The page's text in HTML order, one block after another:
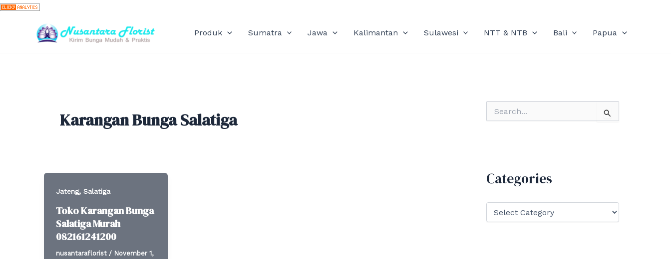
Skip
content
Produk Sumatra Jawa Kalimantan Sulawesi NTT & NTB Bali Papua
Karangan Bunga Salatiga
Jateng, Salatiga
Toko Karangan Bunga
Salatiga Murah
082161241200
nusantaraflorist / November 1,
o
Categories